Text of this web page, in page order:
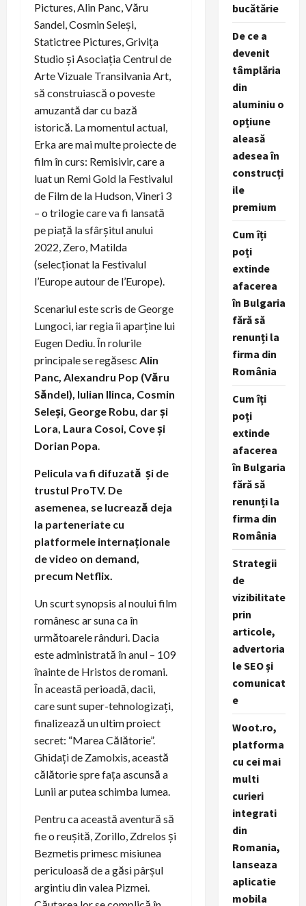
Pictures, Alin Panc, Văru
Sandel, Cosmin Seleși,
Statictree Pictures, Grivița
Studio și Asociația Centrul de
Arte Vizuale Transilvania Art,
să construiască o poveste
amuzantă dar cu bază
istorică. La momentul actual,
Erka are mai multe proiecte de
film în curs: Remisivir, care a
luat un Remi Gold la Festivalul
de Film de la Hudson, Vineri 3
– o trilogie care va fi lansată
pe piață la sfârșitul anului
2022, Zero, Matilda
(selecționat la Festivalul
l’Europe autour de l’Europe).
Scenariul este scris de George
Lungoci, iar regia îi aparține lui
Eugen Dediu. În rolurile
principale se regăsesc Alin
Panc, Alexandru Pop (Văru
Săndel), Iulian llinca, Cosmin
Seleși, George Robu, dar și
Lora, Laura Cosoi, Cove și
Dorian Popa.
Pelicula va fi difuzată și de
trustul ProTV. De
asemenea, se lucrează deja
la parteneriate cu
platformele internaționale
de video on demand,
precum Netflix.
Un scurt synopsis al noului film
românesc ar suna ca în
următoarele rânduri. Dacia
este administrată în anul – 109
înainte de Hristos de romani.
În această perioadă, dacii,
care sunt super-tehnologizați,
finalizează un ultim proiect
secret: “Marea Călătorie”.
Ghidați de Zamolxis, această
călătorie spre fața ascunsă a
Lunii ar putea schimba lumea.
Pentru ca această aventură să
fie o reușită, Zorillo, Zdrelos și
Bezmetis primesc misiunea
periculoasă de a găsi pârșul
argintiu din valea Pizmei.
bucătărie
De ce a
devenit
tâmplăria
din
aluminiu o
opțiune
aleasă
adesea în
construcți
ile
premium
Cum îți
poți
extinde
afacerea
în Bulgaria
fără să
renunți la
firma din
România
Cum îți
poți
extinde
afacerea
în Bulgaria
fără să
renunți la
firma din
România
Strategii
de
vizibilitate
prin
articole,
advertoria
le SEO și
comunicat
e
Woot.ro,
platforma
cu cei mai
multi
curieri
integrati
din
Romania,
lanseaza
aplicatie
mobila